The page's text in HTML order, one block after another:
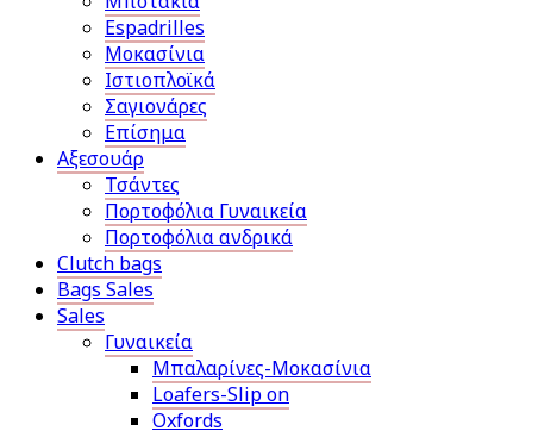
Espadrilles
Μοκασίνια
Ιστιοπλοϊκά
Σαγιονάρες
Επίσημα
Αξεσουάρ
Τσάντες
Πορτοφόλια Γυναικεία
Πορτοφόλια ανδρικά
Clutch bags
Bags Sales
Sales
Γυναικεία
Μπαλαρίνες-Μοκασίνια
Loafers-Slip on
Oxfords